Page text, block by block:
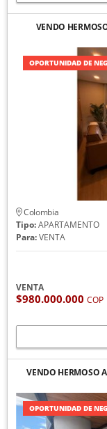
VENDO
OPORTUNIDAD DE
Colombia
Tipo:APARTAMENTO
Para:VENTA
VENTA
$980.000.000 COP
VENDO HERMOSO
OPORTUNIDAD DE